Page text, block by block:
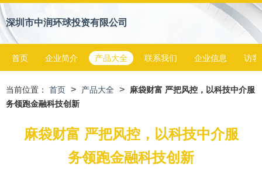
深圳市中润环球投资有限公司
首页 企业简介 产品大全 联系我们 企业信息 访客
当前位置： 首页 > 产品大全 >
麻袋财富 严把风控，以科技中介服
务领跑金融科技创新
麻袋财富 严把风控，以科技中介服
务领跑金融科技创新